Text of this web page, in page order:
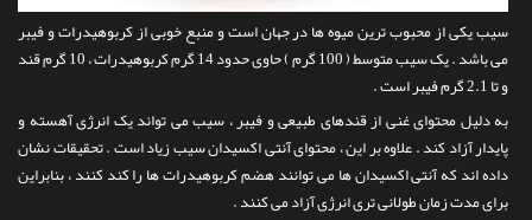
سیب یکی از محبوب ترین میوه ها در جهان است و منبع خوبی از کربوهیدرات و فیبر
می باشد . یک سیب متوسط ​​( 100 گرم ) حاوی حدود 14 گرم کربوهیدرات ، 10 گرم قند
و تا 2.1 گرم فیبر است .
به دلیل محتوای غنی از قندهای طبیعی و فیبر ، سیب می تواند یک انرژی آهسته و
پایدار آزاد کند . علاوه بر این ، محتوای آنتی اکسیدان سیب زیاد است . تحقیقات نشان
داده اند که آنتی اکسیدان ها می توانند هضم کربوهیدرات ها را کند کنند ، بنابراین
برای مدت زمان طولانی تری انرژی آزاد می کنند .